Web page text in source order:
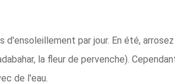
par jour. En été,
la fleur de pervenche).
de l'eau.